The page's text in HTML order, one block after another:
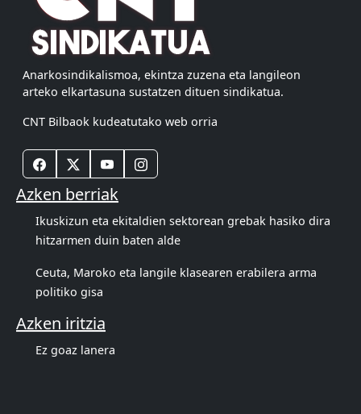
Anarkosindikalismoa, ekintza zuzena eta langileon
arteko elkartasuna sustatzen dituen sindikatua.
CNT Bilbaok kudeatutako web orria
Azken berriak
Ikuskizun eta ekitaldien sektorean grebak hasiko dira
hitzarmen duin baten alde
Ceuta, Maroko eta langile klasearen erabilera arma
politiko gisa
Azken iritzia
Ez goaz lanera